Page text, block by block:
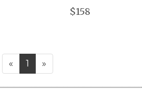
$158
« 1 »